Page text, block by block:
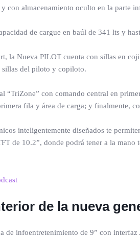
con almacenamiento oculto en la parte
de cargue en baúl de 341 lts y
la Nueva PILOT cuenta con sillas en
del piloto y copiloto.
“TriZone” con comando central en
fila y área de carga; y finalmente,
inteligentemente diseñados te
de 10.2”, donde podrá tener a la
de la nueva
de infoentretenimiento de 9” con